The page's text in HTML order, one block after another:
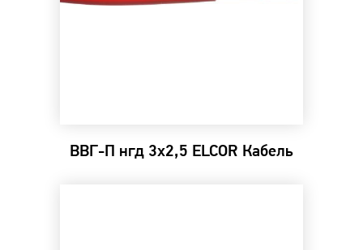
ВВГ-П нгд 3х2,5 ELCOR Кабель